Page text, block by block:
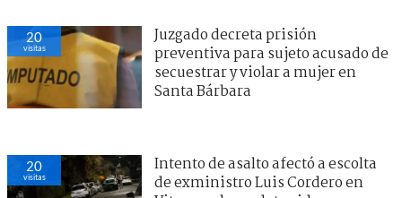
20
visitas
Juzgado decreta prisión
preventiva para sujeto acusado de
secuestrar y violar a mujer en
Santa Bárbara
20
visitas
Intento de asalto afectó a escolta
de exministro Luis Cordero en